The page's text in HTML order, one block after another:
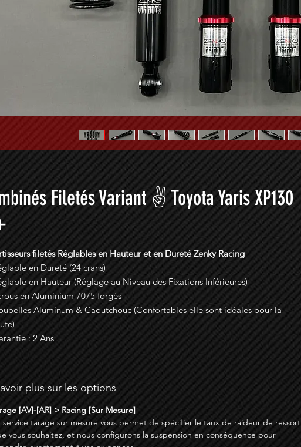
Filetés Variant ✌ Toyota Yaris XP130
filetés Réglables en Hauteur et en Dureté Zenky Racing
en Dureté (24 crans)
en Hauteur (Réglage au Niveau des Fixations Inférieures)
en Aluminium 7075 forgés
Aluminum & Caoutchouc (Confortables elle sont idéales pour la
: 2 Ans
plus sur les options
[AV]-[AR] > Racing [Sur Mesure]
service tarage sur mesure vous permet de spécifier le taux de raideur de ressort
vous souhaitez, et nous configurons la suspension en conséquence pour